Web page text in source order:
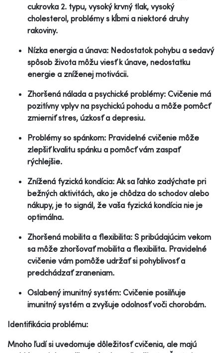
cukrovka 2. typu, vysoký krvný tlak, vysoký
cholesterol, problémy s kĺbmi a niektoré druhy
rakoviny.
Nízka energia a únava: Nedostatok pohybu a sedavý
spôsob života môžu viesť k únave, nedostatku
energie a zníženej motivácii.
Zhoršená nálada a psychické problémy: Cvičenie má
pozitívny vplyv na psychickú pohodu a môže pomôcť
zmierniť stres, úzkosť a depresiu.
Problémy so spánkom: Pravidelné cvičenie môže
zlepšiť kvalitu spánku a pomôcť vám zaspať
rýchlejšie.
Znížená fyzická kondícia: Ak sa ľahko zadýchate pri
bežných aktivitách, ako je chôdza do schodov alebo
nákupy, je to signál, že vaša fyzická kondícia nie je
optimálna.
Zhoršená mobilita a flexibilita: S pribúdajúcim vekom
sa môže zhoršovať mobilita a flexibilita. Pravidelné
cvičenie vám pomôže udržať si pohyblivosť a
predchádzať zraneniam.
Oslabený imunitný systém: Cvičenie posilňuje
imunitný systém a zvyšuje odolnosť voči chorobám.
Identifikácia problému:
Mnoho ľudí si uvedomuje dôležitosť cvičenia, ale majú